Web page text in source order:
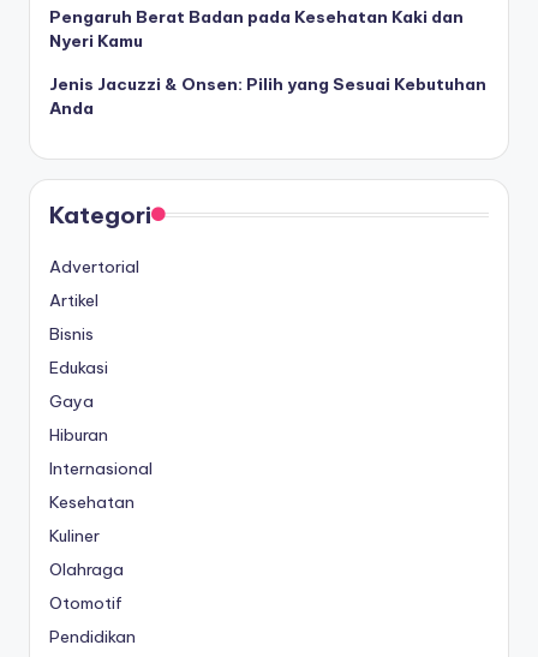
Pengaruh Berat Badan pada Kesehatan Kaki dan
Nyeri Kamu
Jenis Jacuzzi & Onsen: Pilih yang Sesuai Kebutuhan
Anda
Kategori
Advertorial
Artikel
Bisnis
Edukasi
Gaya
Hiburan
Internasional
Kesehatan
Kuliner
Olahraga
Otomotif
Pendidikan